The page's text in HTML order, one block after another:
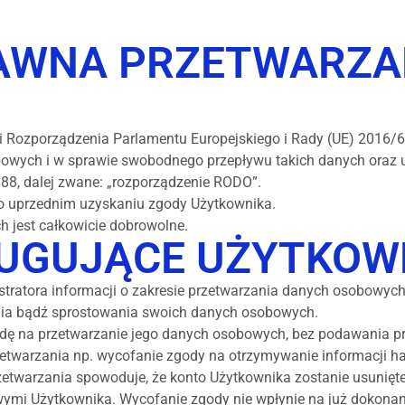
Parlamentu Europejskiego i Rady (UE)
i w sprawie swobodnego przepływu takich danych
dalej zwane: „rozporządzenie RODO”.
uprzednim uzyskaniu zgody Użytkownika.
jest całkowicie dobrowolne.
informacji o zakresie przetwarzania danych
bądź sprostowania swoich danych osobowych.
na przetwarzanie jego danych osobowych, bez podawania
np. wycofanie zgody na otrzymywanie informacji
spowoduje, że konto Użytkownika zostanie
Użytkownika. Wycofanie zgody nie wpłynie na już